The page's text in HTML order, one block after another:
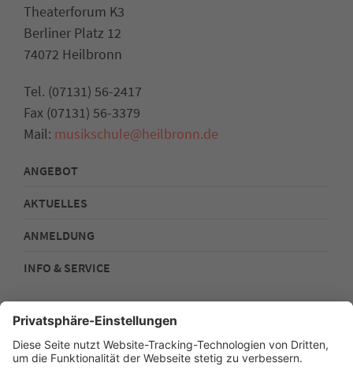
Theaterforum K3
Berliner Platz 12
74072 Heilbronn
Tel. (07131) 56-2417
Fax (07131) 56-3379
Mail: musikschule@heilbronn.de
ANGEBOT
AKTUELLES
ANMELDUNG
INFO & SERVICE
Kontakt
Impressum
Datenschutz